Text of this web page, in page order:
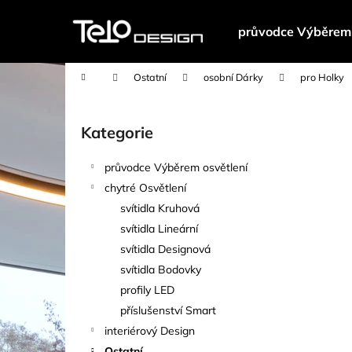
průvodce
Domů Ostatní osobní Dárky pro Holky
r
a
n
e
Přeskočit
kategorie
Kategorie
průvodce Výběrem osvětlení
chytré Osvětlení
svítidla Kruhová
svítidla Lineární
svítidla Designová
svítidla Bodovky
profily LED
příslušenství Smart
interiérový Design
í
do
do